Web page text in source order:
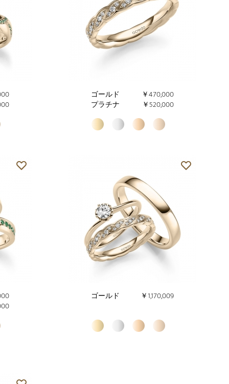
ゴールド
￥470,000
プラチナ
￥520,000
ゴールド ￥1,170,009